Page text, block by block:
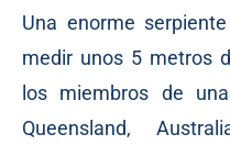
Una enorme
medir unos 5 metros
los miembros de
Queensland,